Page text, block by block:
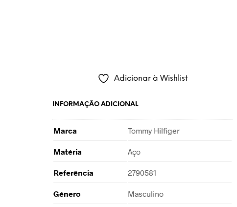
Adicionar à Wishlist
INFORMAÇÃO ADICIONAL
Marca Tommy Hilfiger
Matéria Aço
Referência 2790581
Género Masculino